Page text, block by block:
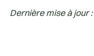
Dernière mise à jour